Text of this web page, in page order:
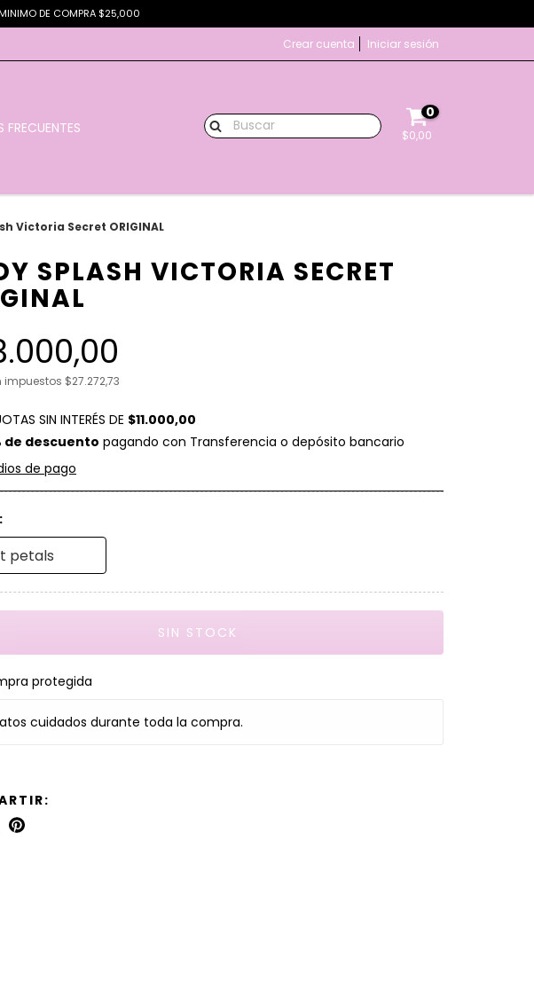
DE COMPRA $25,000
Crear cuenta Iniciar sesión
FRECUENTES
0
$0,00
Victoria Secret ORIGINAL
SPLASH VICTORIA SECRET
impuestos $27.272,73
SIN INTERÉS DE $11.000,00
de descuento pagando con Transferencia o depósito bancario
de pago
protegida
cuidados durante toda la compra.